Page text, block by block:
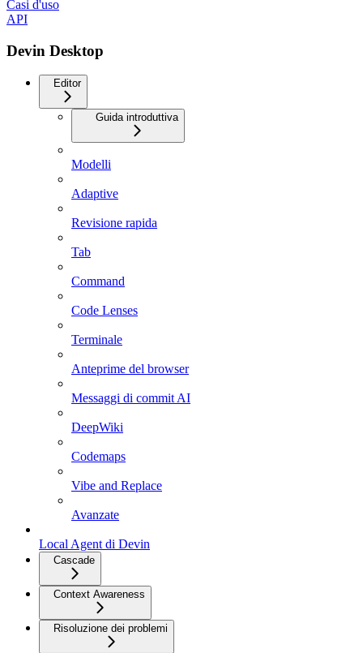
Casi d'uso
API
Devin Desktop
Editor
Guida introduttiva
Modelli
Adaptive
Revisione rapida
Tab
Command
Code Lenses
Terminale
Anteprime del browser
Messaggi di commit AI
DeepWiki
Codemaps
Vibe and Replace
Avanzate
Local Agent di Devin
Cascade
Context Awareness
Risoluzione dei problemi